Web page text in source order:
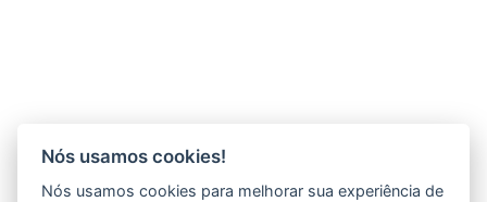
Nós usamos cookies!
Nós usamos cookies para melhorar sua experiência de